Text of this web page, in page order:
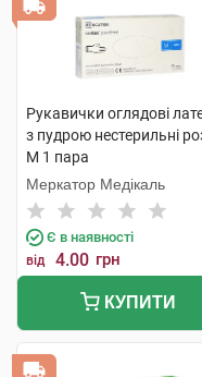
Рукавички оглядові
з пудрою нестерильні
М 1 пара
Меркатор Медікаль
Є в наявності
від 4.00 грн
КУПИТИ